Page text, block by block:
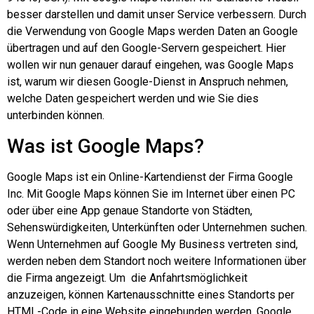
besser darstellen und damit unser Service verbessern. Durch
die Verwendung von Google Maps werden Daten an Google
übertragen und auf den Google-Servern gespeichert. Hier
wollen wir nun genauer darauf eingehen, was Google Maps
ist, warum wir diesen Google-Dienst in Anspruch nehmen,
welche Daten gespeichert werden und wie Sie dies
unterbinden können.
Was ist Google Maps?
Google Maps ist ein Online-Kartendienst der Firma Google
Inc. Mit Google Maps können Sie im Internet über einen PC
oder über eine App genaue Standorte von Städten,
Sehenswürdigkeiten, Unterkünften oder Unternehmen suchen.
Wenn Unternehmen auf Google My Business vertreten sind,
werden neben dem Standort noch weitere Informationen über
die Firma angezeigt. Um die Anfahrtsmöglichkeit
anzuzeigen, können Kartenausschnitte eines Standorts per
HTML-Code in eine Website eingebunden werden. Google